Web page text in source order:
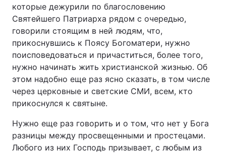
которые дежурили по благословению
Святейшего Патриарха рядом с очередью,
говорили стоящим в ней людям, что,
прикоснувшись к Поясу Богоматери, нужно
поисповедоваться и причаститься, более того,
нужно начинать жить христианской жизнью. Об
этом надобно еще раз ясно сказать, в том числе
через церковные и светские СМИ, всем, кто
прикоснулся к святыне.
Нужно еще раз говорить и о том, что нет у Бога
разницы между просвещенными и простецами.
Любого из них Господь призывает, с любым из